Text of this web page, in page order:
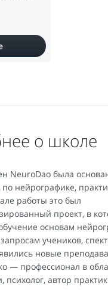
о школе
NeuroDao была
по нейрографике,
работы это был
проект, в
основам
учеников,
новые
— профессионал в
психолог, автор